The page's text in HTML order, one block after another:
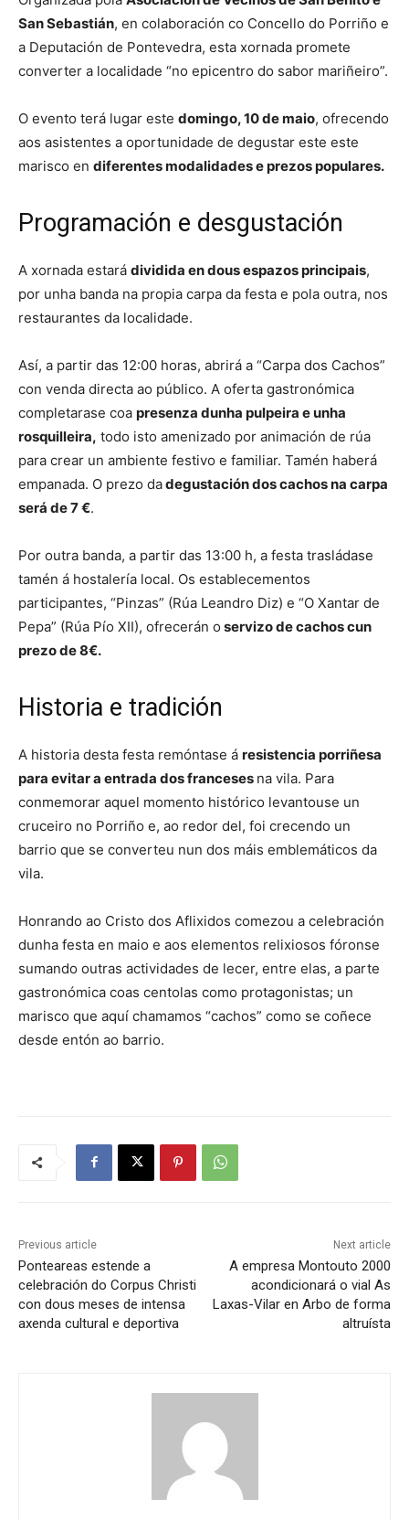
San Sebastián, en colaboración co Concello do Porriño e
a Deputación de Pontevedra, esta xornada promete
converter a localidade “no epicentro do sabor mariñeiro”.
O evento terá lugar este domingo, 10 de maio, ofrecendo
aos asistentes a oportunidade de degustar este este
marisco en diferentes modalidades e prezos populares.
Programación e desgustación
A xornada estará dividida en dous espazos principais,
por unha banda na propia carpa da festa e pola outra, nos
restaurantes da localidade.
Así, a partir das 12:00 horas, abrirá a “Carpa dos Cachos”
con venda directa ao público. A oferta gastronómica
completarase coa presenza dunha pulpeira e unha
rosquilleira, todo isto amenizado por animación de rúa
para crear un ambiente festivo e familiar. Tamén haberá
empanada. O prezo dadegustación dos cachos na carpa
será de 7 €.
Por outra banda, a partir das 13:00 h, a festa trasládase
tamén á hostalería local. Os establecementos
participantes, “Pinzas” (Rúa Leandro Diz) e “O Xantar de
Pepa” (Rúa Pío XII), ofrecerán o servizo de cachos cun
prezo de 8€.
Historia e tradición
A historia desta festa remóntase á resistencia porriñesa
para evitar a entrada dos franceses na vila. Para
conmemorar aquel momento histórico levantouse un
cruceiro no Porriño e, ao redor del, foi crecendo un
barrio que se converteu nun dos máis emblemáticos da
vila.
Honrando ao Cristo dos Aflixidos comezou a celebración
dunha festa en maio e aos elementos relixiosos fóronse
sumando outras actividades de lecer, entre elas, a parte
gastronómica coas centolas como protagonistas; un
marisco que aquí chamamos “cachos” como se coñece
desde entón ao barrio.
Previous article
Ponteareas estende a
celebración do Corpus Christi
con dous meses de intensa
axenda cultural e deportiva
Next article
A empresa Montouto 2000
acondicionará o vial As
Laxas-Vilar en Arbo de forma
altruísta